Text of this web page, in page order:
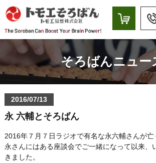
そろばんニュー
2016/07/13
永 六輔とそろばん
2016年７月７日ラジオで有名な永六輔さんが亡
永さんにはある座談会でご一緒になって以来、
きました。